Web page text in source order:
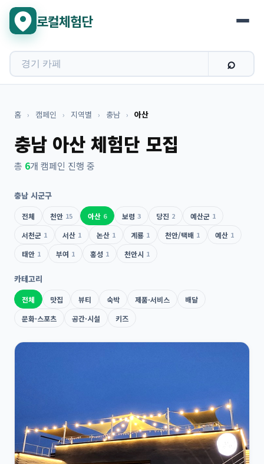
로컬체험단
홈 › 캠페인 › 지역별 › 충남 › 아산
충남 아산 체험단 모집
총 6개 캠페인 진행 중
충남 시군구
전체 천안 15 아산 6 보령 3 당진 2 예산군 1
서천군 1 서산 1 논산 1 계룡 1 천안/택배 1 예산 1
태안 1 부여 1 홍성 1 천안시 1
카테고리
전체 맛집 뷰티 숙박 제품·서비스
배달
문화·스포츠
공간·시설 키즈